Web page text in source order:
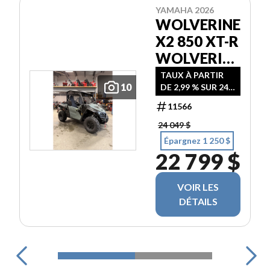
10
YAMAHA 2026
WOLVERINE
X2 850 XT-R
WOLVERINE
X2
TAUX À PARTIR
DE 2,99 % SUR 24
MOIS
11566
24 049 $
Épargnez 1 250 $
22 799 $
VOIR LES
DÉTAILS